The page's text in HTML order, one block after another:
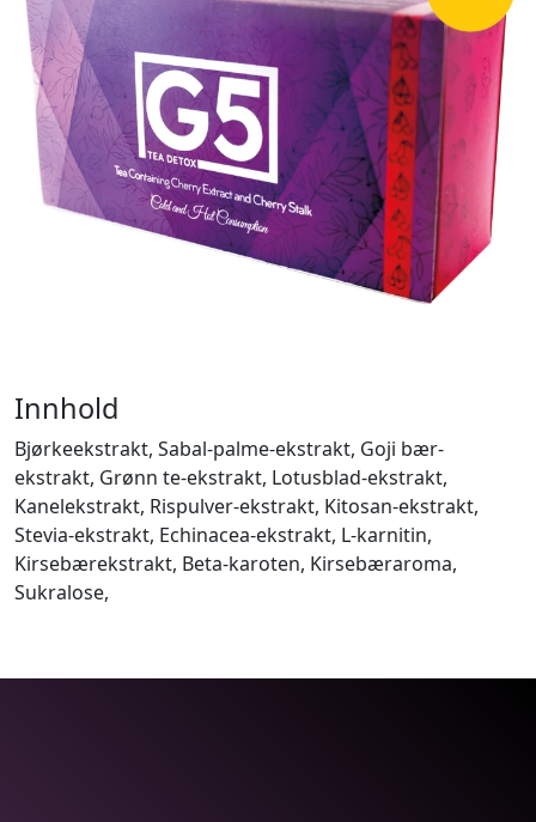
Innhold
Bjørkeekstrakt, Sabal-palme-ekstrakt, Goji bær-
ekstrakt, Grønn te-ekstrakt, Lotusblad-ekstrakt,
Kanelekstrakt, Rispulver-ekstrakt, Kitosan-ekstrakt,
Stevia-ekstrakt, Echinacea-ekstrakt, L-karnitin,
Kirsebærekstrakt, Beta-karoten, Kirsebæraroma,
Sukralose,